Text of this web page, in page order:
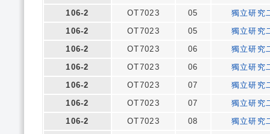
106-2
OT7023 05
獨立研究
106-2
OT7023 05
獨立研究
106-2
OT7023 06
獨立研究
106-2
OT7023 06
獨立研究
106-2
OT7023 07
獨立研究
106-2
OT7023 07
獨立研究
106-2
OT7023 08
獨立研究